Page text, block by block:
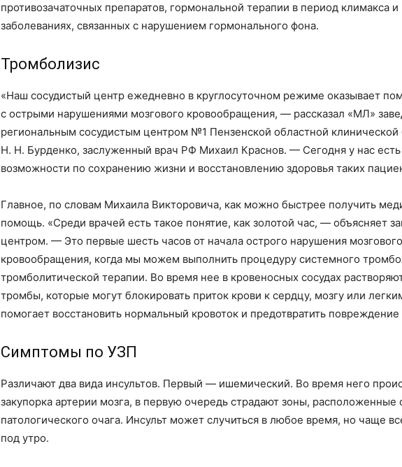
противозачаточных препаратов, гормональной терапии в период климакса
заболеваниях, связанных с нарушением гормонального фона.
Тромболизис
«Наш сосудистый центр ежедневно в круглосуточном режиме оказывает
с острыми нарушениями мозгового кровообращения, — рассказал «МЛ»
региональным сосудистым центром №1 Пензенской областной
Н. Н. Бурденко, заслуженный врач РФ Михаил Краснов. — Сегодня у нас есть
возможности по сохранению жизни и восстановлению здоровья таких
Главное, по словам Михаила Викторовича, как можно быстрее получить
помощь. «Среди врачей есть такое понятие, как золотой час, — объясняет
центром. — Это первые шесть часов от начала острого нарушения мозгового
кровообращения, когда мы можем выполнить процедуру системного
тромболитической терапии. Во время нее в кровеносных сосудах
тромбы, которые могут блокировать приток крови к сердцу, мозгу или
помогает восстановить нормальный кровоток и предотвратить повреждение
Симптомы по УЗП
Различают два вида инсультов. Первый — ишемический. Во время него
закупорка артерии мозга, в первую очередь страдают зоны, расположенные
патологического очага. Инсульт может случиться в любое время, но чаще
под утро.